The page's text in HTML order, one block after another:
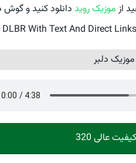
از موزیک رویددانلود کنید و
دلبر
عالی 320